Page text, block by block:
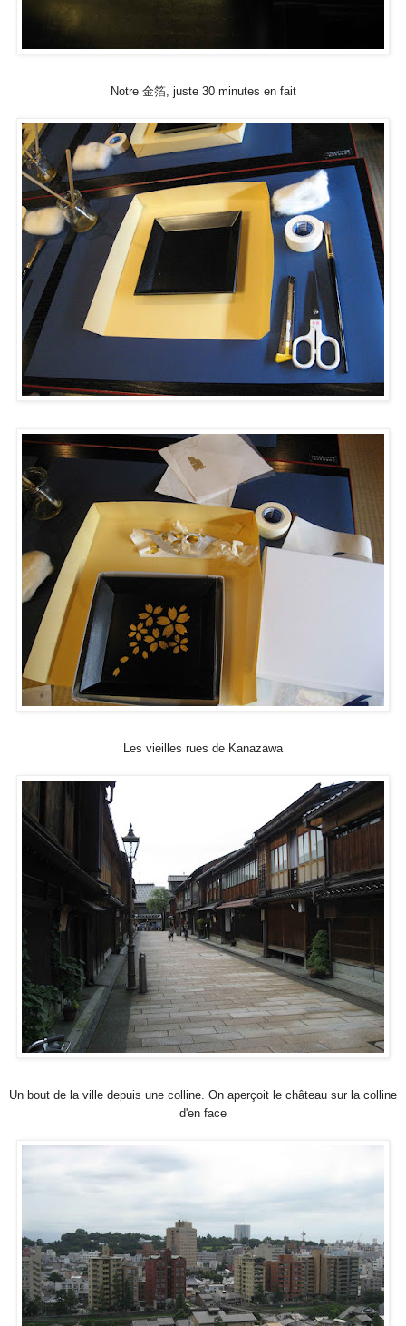
Notre 金箔, juste 30 minutes en fait
Les vieilles rues de Kanazawa
Un bout de la ville depuis une colline. On aperçoit le château sur la colline
d'en face